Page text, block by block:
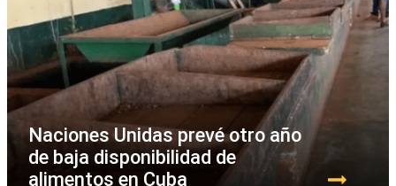
Naciones Unidas prevé otro año
de baja disponibilidad de
alimentos en Cuba